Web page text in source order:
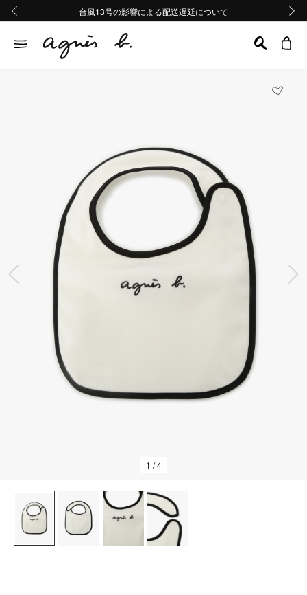
熊本地域地震の影響による配送遅延について
Summer Sale 2buy10%OFF!!
台風13号の影響による配送遅延について
熊本地域地震の影響による配送遅延について
Summer Sale 2buy10%OFF!!
前の画像
1 / 4